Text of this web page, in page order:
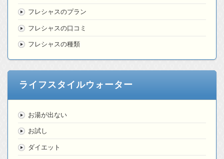
フレシャスのプラン
フレシャスの口コミ
フレシャスの種類
ライフスタイルウォーター
お湯が出ない
お試し
ダイエット